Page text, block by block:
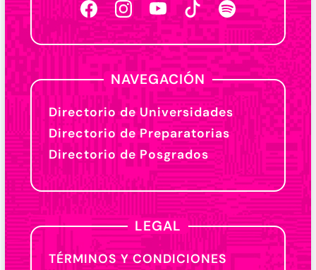
NAVEGACIÓN
Directorio de Universidades
Directorio de Preparatorias
Directorio de Posgrados
LEGAL
TÉRMINOS Y CONDICIONES